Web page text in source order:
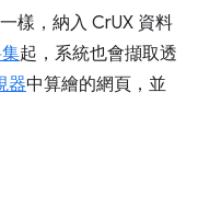
樣，納入 CrUX 資料
起，系統也會擷取透
器中算繪的網頁，並